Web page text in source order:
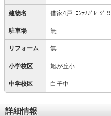
建物名 借家4戸+ｺﾝﾃﾅｶﾞﾚｰｼﾞ９
駐車場 無
リフォーム 無
小学校区 旭が丘小
中学校区 白子中
詳細情報